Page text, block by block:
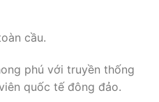
cầu.
phú với truyền thống
quốc tế đông đảo.